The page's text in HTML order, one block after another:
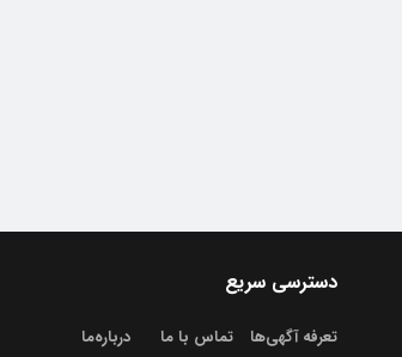
دسترسی سریع
تعرفه آگهی‌ها تماس با ما درباره‌‌ما